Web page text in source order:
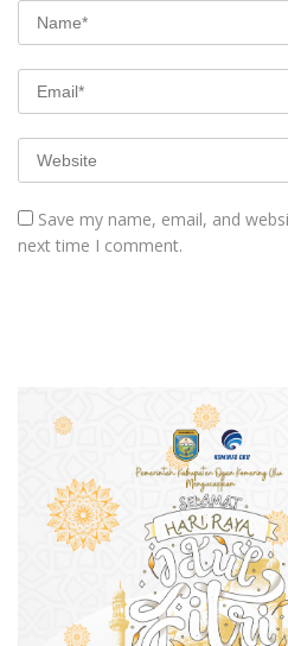
Save my name, email, and
next time I comment.